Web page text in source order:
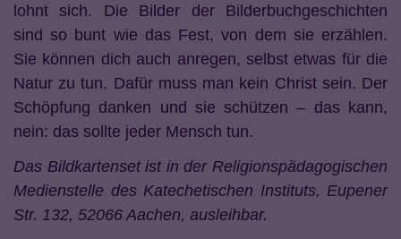
lohnt sich. Die Bilder der Bilderbuchgeschichten
sind so bunt wie das Fest, von dem sie erzählen.
Sie können dich auch anregen, selbst etwas für die
Natur zu tun. Dafür muss man kein Christ sein. Der
Schöpfung danken und sie schützen – das kann,
nein: das sollte jeder Mensch tun.
Das Bildkartenset ist in der Religionspädagogischen
Medienstelle des Katechetischen Instituts, Eupener
Str. 132, 52066 Aachen, ausleihbar.